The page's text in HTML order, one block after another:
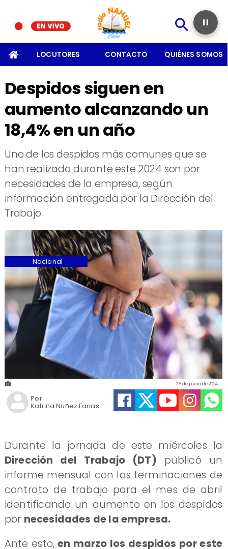
LOCUTORES CONTACTO QUIÉNES SOMOS
Despidos siguen en
aumento alcanzando un
18,4% en un año
Uno de los despidos más comunes que se
han realizado durante este 2024 son por
necesidades de la empresa, según
información entregada por la Dirección del
Trabajo.
Katrina Nuñez Farias
26 de junio de 2024
Nacional
Por
Durante la jornada de este miércoles la
Dirección del Trabajo (DT) publicó un
informe mensual con las terminaciones de
contrato de trabajo para el mes de abril
identificando un aumento en los despidos
por necesidades de la empresa.
Ante esto, en marzo los despidos por este